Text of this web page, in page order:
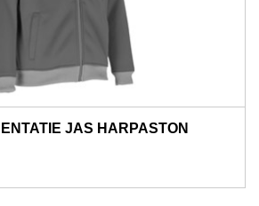
JAS HARPASTON